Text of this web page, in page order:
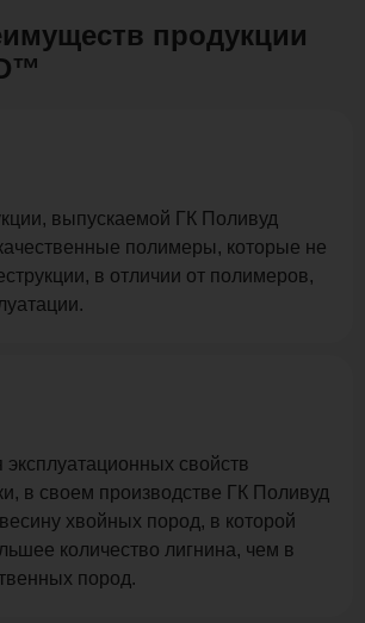
продукции
выпускаемой ГК Поливуд
полимеры, которые не
в отличии от полимеров,
свойств
в своем производстве ГК Поливуд
хвойных пород, в которой
количество лигнина, чем в
пород.